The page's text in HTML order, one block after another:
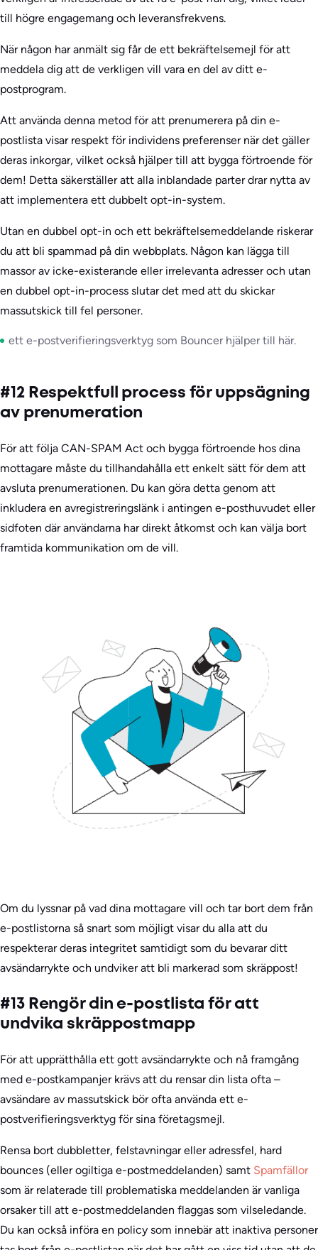
till högre engagemang och leveransfrekvens.
När någon har anmält sig får de ett bekräftelsemejl för att
meddela dig att de verkligen vill vara en del av ditt e-
postprogram.
Att använda denna metod för att prenumerera på din e-
postlista visar respekt för individens preferenser när det gäller
deras inkorgar, vilket också hjälper till att bygga förtroende för
dem! Detta säkerställer att alla inblandade parter drar nytta av
att implementera ett dubbelt opt-in-system.
Utan en dubbel opt-in och ett bekräftelsemeddelande riskerar
du att bli spammad på din webbplats. Någon kan lägga till
massor av icke-existerande eller irrelevanta adresser och utan
en dubbel opt-in-process slutar det med att du skickar
massutskick till fel personer.
ett e-postverifieringsverktyg som Bouncer hjälper till här.
#12 Respektfull process för uppsägning
av prenumeration
För att följa CAN-SPAM Act och bygga förtroende hos dina
mottagare måste du tillhandahålla ett enkelt sätt för dem att
avsluta prenumerationen. Du kan göra detta genom att
inkludera en avregistreringslänk i antingen e-posthuvudet eller
sidfoten där användarna har direkt åtkomst och kan välja bort
framtida kommunikation om de vill.
Om du lyssnar på vad dina mottagare vill och tar bort dem från
e-postlistorna så snart som möjligt visar du alla att du
respekterar deras integritet samtidigt som du bevarar ditt
avsändarrykte och undviker att bli markerad som skräppost!
#13 Rengör din e-postlista för att
undvika skräppostmapp
För att upprätthålla ett gott avsändarrykte och nå framgång
med e-postkampanjer krävs att du rensar din lista ofta –
avsändare av massutskick bör ofta använda ett e-
postverifieringsverktyg för sina företagsmejl.
Rensa bort dubbletter, felstavningar eller adressfel, hard
bounces (eller ogiltiga e-postmeddelanden) samt Spamfällor
som är relaterade till problematiska meddelanden är vanliga
orsaker till att e-postmeddelanden flaggas som vilseledande.
Du kan också införa en policy som innebär att inaktiva personer